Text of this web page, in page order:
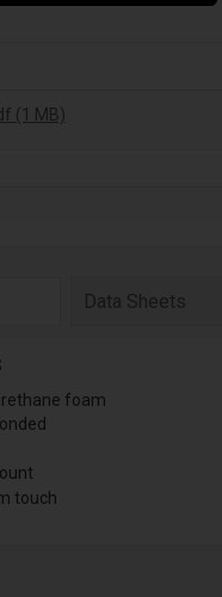
(1 MB)
Data Sheets
foam
touch